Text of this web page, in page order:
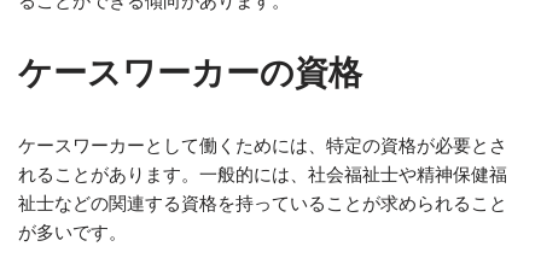
ケースワーカーの資格
ケースワーカーとして働くためには、特定の資格が必要とさ
れることがあります。一般的には、社会福祉士や精神保健福
祉士などの関連する資格を持っていることが求められること
が多いです。